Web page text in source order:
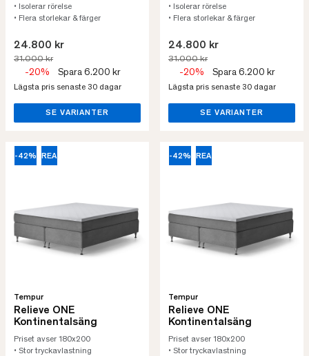
• Isolerar rörelse
• Flera storlekar & färger
24.800 kr
31.000 kr
-20% Spara 6.200 kr
Lägsta pris senaste 30 dagar
SE VARIANTER
• Isolerar rörelse
• Flera storlekar & färger
24.800 kr
31.000 kr
-20% Spara 6.200 kr
Lägsta pris senaste 30 dagar
SE VARIANTER
-42% REA
Tempur
Relieve ONE
Kontinentalsäng
Priset avser 180x200
• Stor tryckavlastning
-42% REA
Tempur
Relieve ONE
Kontinentalsäng
Priset avser 180x200
• Stor tryckavlastning